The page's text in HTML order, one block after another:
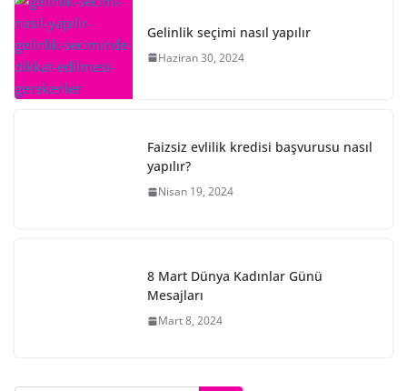
Gelinlik seçimi nasıl yapılır
Haziran 30, 2024
Faizsiz evlilik kredisi başvurusu nasıl
yapılır?
Nisan 19, 2024
8 Mart Dünya Kadınlar Günü
Mesajları
Mart 8, 2024